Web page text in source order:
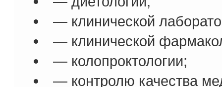
— клинической
— клинической
— колопроктологии;
— контролю качества